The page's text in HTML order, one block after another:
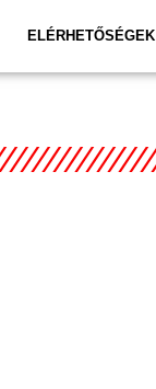
ELÉRHETŐSÉGEK